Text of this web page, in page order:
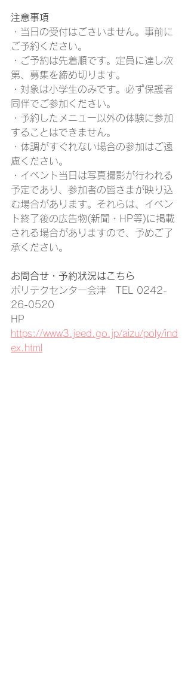
注意事項
・当日の受付はごさいません。事前に
ご予約ください。
・ご予約は先着順です。定員に達し次
第、募集を締め切ります。
・対象は小学生のみです。必ず保護者
同伴でご参加ください。
・予約したメニュー以外の体験に参加
することはできません。
・体調がすぐれない場合の参加はご遠
慮ください。
・イベント当日は写真撮影が行われる
予定であり、参加者の皆さまが映り込
む場合があります。それらは、イベン
ト終了後の広告物(新聞・HP等)に掲載
される場合がありますので、予めご了
承ください。
お問合せ・予約状況はこちら
ポリテクセンター会津　TEL 0242-
26-0520
HP
https://www3.jeed.go.jp/aizu/poly/ind
ex.html